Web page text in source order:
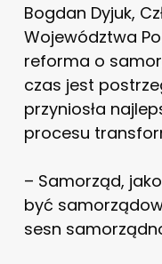
Bogdan Dyjuk,
Województwa
reforma o
czas jest
przyniosła
procesu
– Samorząd,
być
sesn